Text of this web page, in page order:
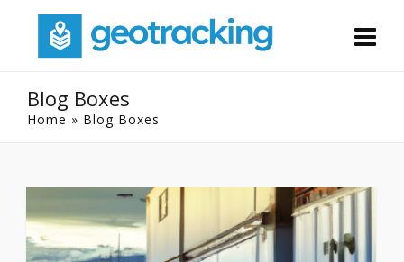
Blog Boxes
Home » Blog Boxes